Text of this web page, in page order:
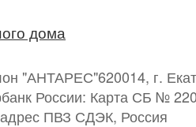
дома
"АНТАРЕС"620014, г.
России: Карта СБ №
адрес ПВЗ СДЭК, Россия